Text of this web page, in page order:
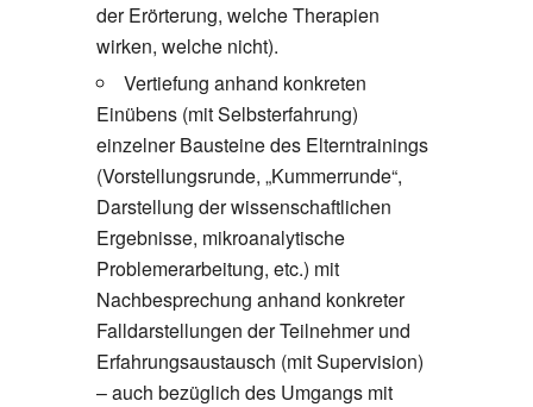
der Erörterung, welche Therapien
wirken, welche nicht).
Vertiefung anhand konkreten
Einübens (mit Selbsterfahrung)
einzelner Bausteine des Elterntrainings
(Vorstellungsrunde, „Kummerrunde“,
Darstellung der wissenschaftlichen
Ergebnisse, mikroanalytische
Problemerarbeitung, etc.) mit
Nachbesprechung anhand konkreter
Falldarstellungen der Teilnehmer und
Erfahrungsaustausch (mit Supervision)
– auch bezüglich des Umgangs mit